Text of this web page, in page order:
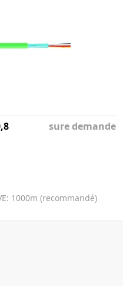
sure demande
1000m (recommandé)